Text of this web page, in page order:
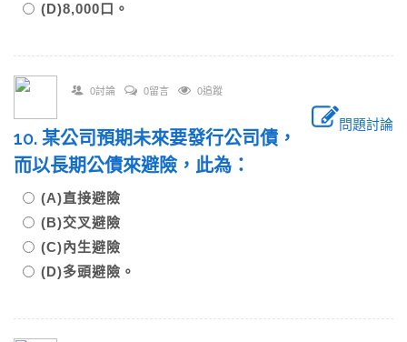
(D)8,000口。
0討論 0留言 0追蹤
問題討論
10. 某公司預期未來要發行公司債，
而以長期公債來避險，此為：
(A)直接避險
(B)交叉避險
(C)內生避險
(D)多頭避險。